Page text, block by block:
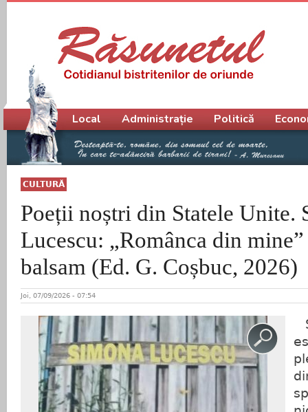
CULTURĂ
Poeții noștri din Statele Unite.
Lucescu: „Românca din
balsam (Ed. G. Coșbuc, 2026)
Joi, 07/09/2026 - 07:54
Meniu principal
Local Administrație Politică